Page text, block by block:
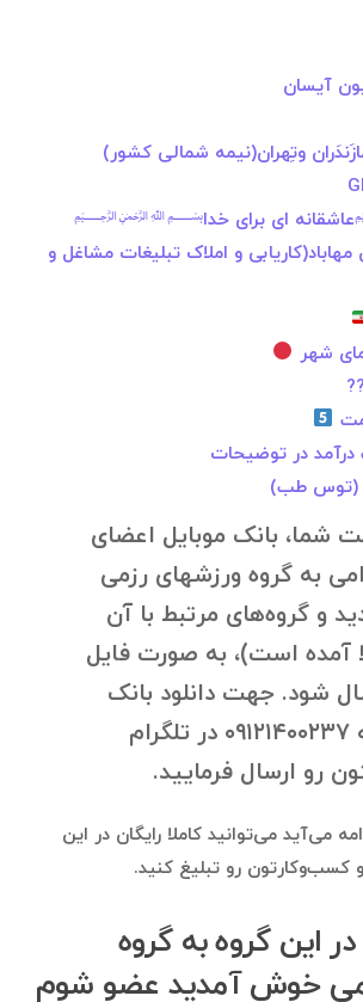
آیسان
وتِهران(نیمه شمالی کشور)
ای برای خدا﷽
و املاک تبلیغات مشاغل و
شهر
در توضیحات
(توس طب)
شما، بانک موبایل اعضای
به گروه ورزشهای رزمی
و گروه‌های مرتبط با آن
آمده است)، به صورت فایل
شود. جهت دانلود بانک
موبایل، به ۰۹۱۲۱۴۰۰۲۳۷ در تلگرام
رو ارسال فرمایید.
می‌آید می‌توانید کاملا رایگان در این
کسب‌وکارتون رو تبلیغ کنید.
این گروه به گروه
خوش آمدید عضو شوم